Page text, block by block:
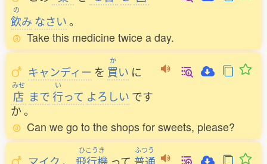
の
飲み なさい。
Take this medicine twice a day.
キャンディー を
か
買い に
みせ
店 まで
い
行って よろしい です
か。
Can we go to the shops for sweets, please?
ひこうき ふつう